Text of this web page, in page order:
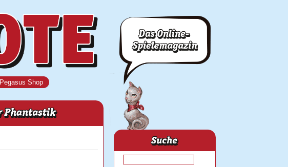
Pegasus Shop